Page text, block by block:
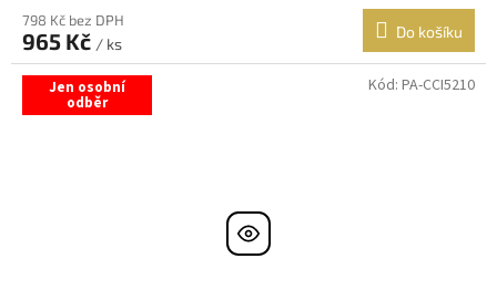
798 Kč bez DPH
965 Kč / ks
Do košíku
Jen osobní
odběr
Kód: PA-CCI5210